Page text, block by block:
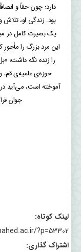
دارد؛ چون حقاً و
بود. زندگی او، تلاش
یک بصیرت کامل در
این مرد بزرگ را مأجور
حوزه‌ی علمیه‌ی قم،
آموخته است، می‌آید
جوان
لینک کوتاه:
?p=53302
اشتراک گذاری: